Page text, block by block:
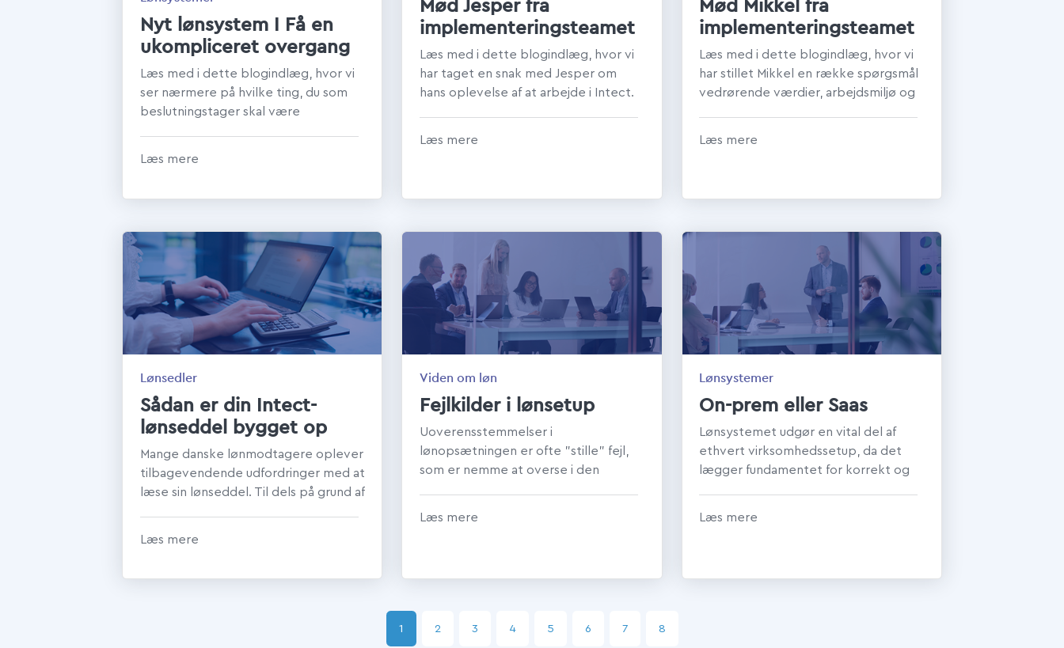
Nyt lønsystem I Få en
ukompliceret overgang
Læs med i dette blogindlæg, hvor vi
ser nærmere på hvilke ting, du som
beslutningstager skal være
Læs mere
Mød Jesper fra
implementeringsteamet
Læs med i dette blogindlæg, hvor vi
har taget en snak med Jesper om
hans oplevelse af at arbejde i Intect.
Læs mere
Mød Mikkel fra
implementeringsteamet
Læs med i dette blogindlæg, hvor vi
har stillet Mikkel en række spørgsmål
vedrørende værdier, arbejdsmiljø og
Læs mere
Lønsedler
Sådan er din Intect-
lønseddel bygget op
Mange danske lønmodtagere oplever
tilbagevendende udfordringer med at
læse sin lønseddel. Til dels på grund af
Læs mere
Viden om løn
Fejlkilder i lønsetup
Uoverensstemmelser i
lønopsætningen er ofte ”stille” fejl,
som er nemme at overse i den
Læs mere
Lønsystemer
On-prem eller Saas
Lønsystemet udgør en vital del af
ethvert virksomhedssetup, da det
lægger fundamentet for korrekt og
Læs mere
1 2 3 4 5 6 7 8